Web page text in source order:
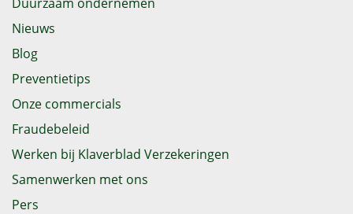
Nieuws
Blog
Preventietips
Onze commercials
Fraudebeleid
Werken bij Klaverblad Verzekeringen
Samenwerken met ons
Pers